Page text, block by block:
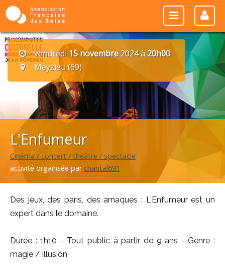
vendredi 15 novembre2024 à 20h00
Meyzieu (69)
L'Enfumeur
Cinéma / concert / théâtre / spectacle
activité organisée par chantal691
Des jeux, des paris, des arnaques : L'Enfumeur est un
expert dans le domaine.
Durée : 1h10 - Tout public à partir de 9 ans - Genre :
magie / illusion